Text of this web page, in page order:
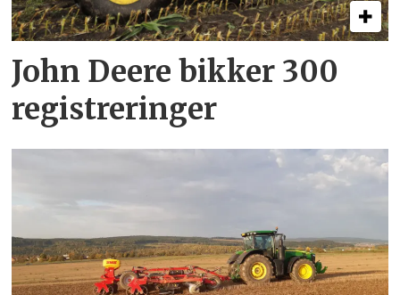
John Deere bikker 300
registreringer